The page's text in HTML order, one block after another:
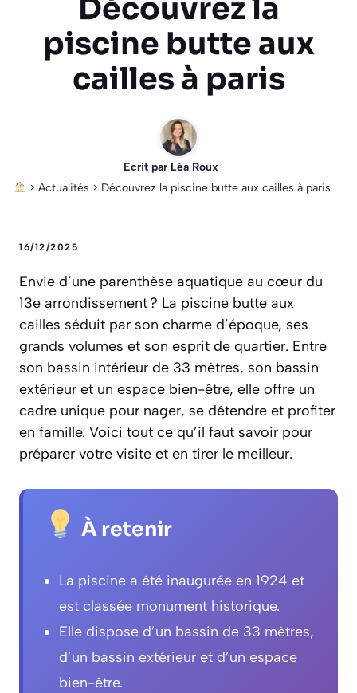
Découvrez la
piscine butte aux
cailles à paris
Ecrit par Léa Roux
> Actualités > Découvrez la piscine butte aux cailles à paris
16/12/2025
Envie d’une parenthèse aquatique au cœur du
13e arrondissement ? La piscine butte aux
cailles séduit par son charme d’époque, ses
grands volumes et son esprit de quartier. Entre
son bassin intérieur de 33 mètres, son bassin
extérieur et un espace bien-être, elle offre un
cadre unique pour nager, se détendre et profiter
en famille. Voici tout ce qu’il faut savoir pour
préparer votre visite et en tirer le meilleur.
À retenir
La piscine a été inaugurée en 1924 et
est classée monument historique.
Elle dispose d’un bassin de 33 mètres,
d’un bassin extérieur et d’un espace
bien-être.